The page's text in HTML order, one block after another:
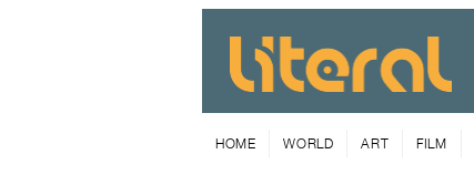
HOME WORLD ART FILM